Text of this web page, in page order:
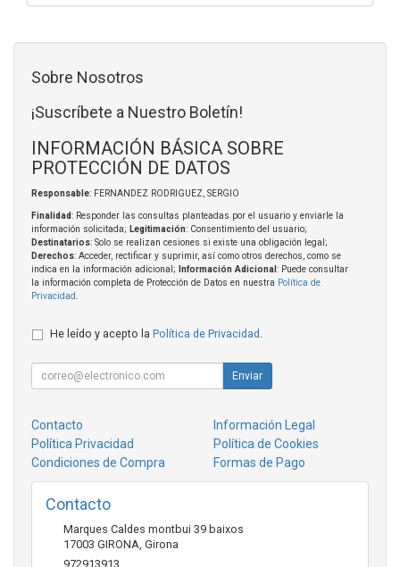
Sobre Nosotros
¡Suscríbete a Nuestro Boletín!
INFORMACIÓN BÁSICA SOBRE
PROTECCIÓN DE DATOS
Responsable: FERNANDEZ RODRIGUEZ, SERGIO
Finalidad: Responder las consultas planteadas por el usuario y enviarle la
información solicitada; Legitimación: Consentimiento del usuario;
Destinatarios: Solo se realizan cesiones si existe una obligación legal;
Derechos: Acceder, rectificar y suprimir, así como otros derechos, como se
indica en la información adicional;
Información Adicional : Puede consultar
la información completa de Protección de Datos en nuestra Política de
Privacidad
He leído y acepto la Política de Privacidad
Enviar
Contacto
Información Legal
Política Privacidad
Política de Cookies
Condiciones de Compra
Formas de Pago
Contacto
Marques Caldes montbui 39 baixos
17003 GIRONA Girona
972913913